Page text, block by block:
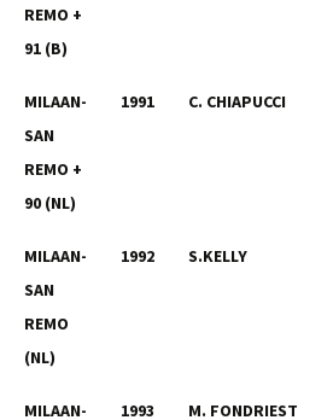
REMO +
91 (B)
MILAAN-
SAN
REMO +
90 (NL)
1991 C. CHIAPUCCI
MILAAN-
SAN
REMO
(NL)
1992 S.KELLY
MILAAN-
1993 M. FONDRIEST